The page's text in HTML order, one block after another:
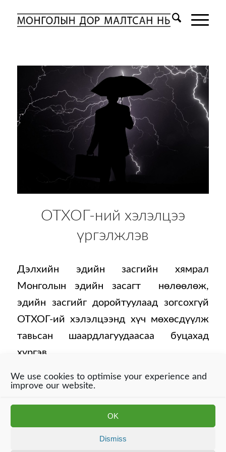
We use cookies to optimise your experience and
improve our website.
OK
Dismiss
ОТХОГ-ний хэлэлцээ
үргэлжлэв
Дэлхийн эдийн засгийн хямрал
Монголын эдийн засагт нөлөөлөж,
эдийн засгийг доройтуулаад зогсохгүй
ОТХОГ-ий хэлэлцээнд хүч мөхөсдүүлж
тавьсан шаардлагуудаасаа буцахад
хүргэв.
Энэ сайт нь күүки ашигладаг. Хэрэв та энэ сайтыг үргэлжлүүлэн
ажиглавал бидний күүки ашиглахыг зөвшөөрч байна. Дэлгэрэнгүй